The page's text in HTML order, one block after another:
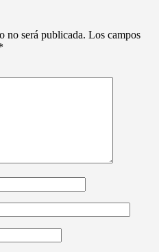
no será publicada. Los campos